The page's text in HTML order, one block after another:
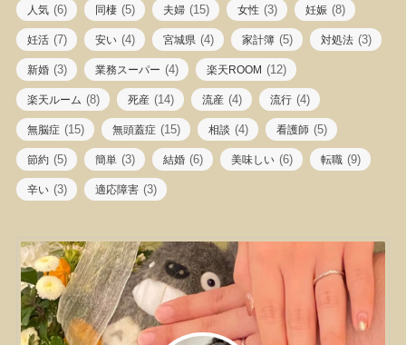
人気 (6) 同棲 (5) 夫婦 (15) 女性 (3) 妊娠 (8)
妊活 (7) 安い (4) 宮城県 (4) 家計簿 (5) 対処法 (3)
新婚 (3) 業務スーパー (4) 楽天ROOM (12)
楽天ルーム (8) 死産 (14) 流産 (4) 流行 (4)
無脳症 (15) 無頭蓋症 (15) 相談 (4) 看護師 (5)
節約 (5) 簡単 (3) 結婚 (6) 美味しい (6) 転職 (9)
辛い (3) 適応障害 (3)